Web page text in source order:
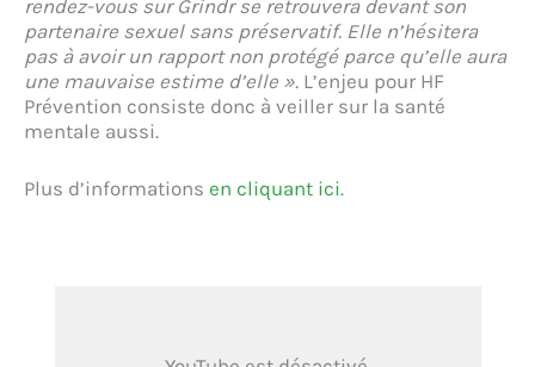
rendez-vous sur Grindr se retrouvera devant son
partenaire sexuel sans préservatif. Elle n’hésitera
pas à avoir un rapport non protégé parce qu’elle aura
une mauvaise estime d’elle ». L’enjeu pour HF
Prévention consiste donc à veiller sur la santé
mentale aussi.
Plus d’informations en cliquant ici.